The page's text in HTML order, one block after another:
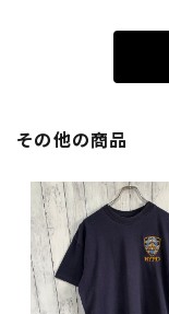
その他の商品